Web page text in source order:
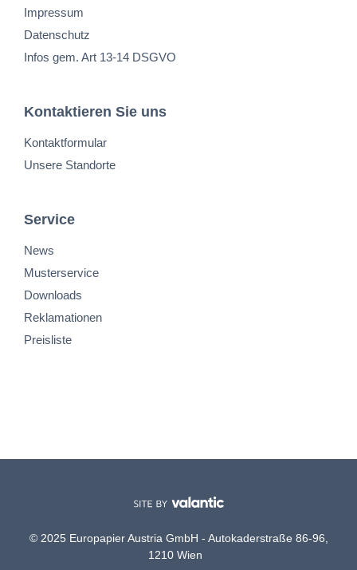
Impressum
Datenschutz
Infos gem. Art 13-14 DSGVO
Kontaktieren Sie uns
Kontaktformular
Unsere Standorte
Service
News
Musterservice
Downloads
Reklamationen
Preisliste
© 2025 Europapier Austria GmbH - Autokaderstraße 86-96,
1210 Wien